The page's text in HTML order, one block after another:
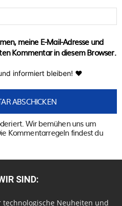
meine E-Mail-Adresse und
Kommentar in diesem Browser.
informiert bleiben! ♥
Wir bemühen uns um
Kommentarregeln findest du
SIND:
Neuheiten und